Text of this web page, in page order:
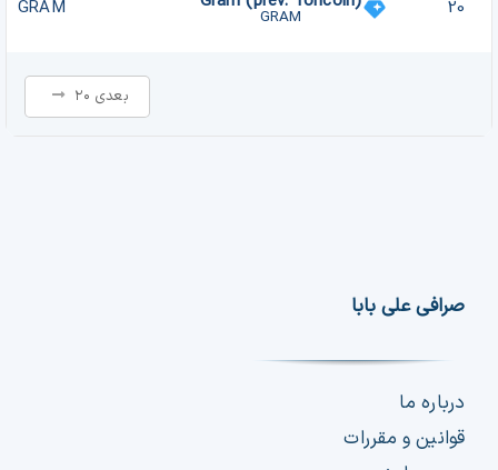
20
GRAM
GRAM
بعدی ۲۰
صرافی علی بابا
درباره ما
قوانین و مقررات